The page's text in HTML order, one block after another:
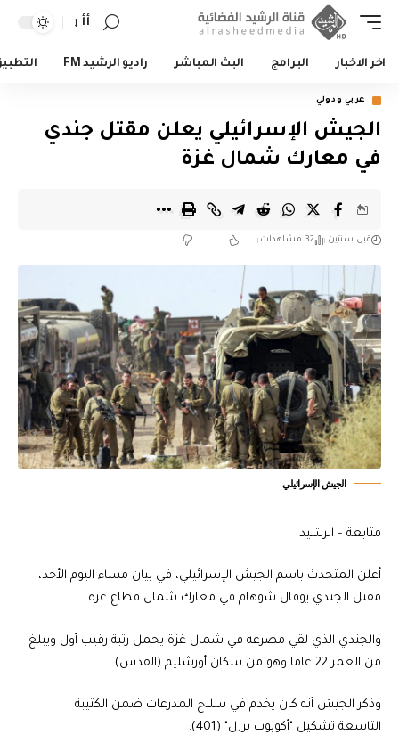
أأ
اخر الاخبار البرامج البث المباشر راديو الرشيد FM
عربي ودولي
الجيش الإسرائيلي يعلن مقتل جندي
في معارك شمال غزة
قبل سنتين 32 مشاهدات
الجيش الإسرائيلي
متابعة – الرشيد
أعلن المتحدث باسم الجيش الإسرائيلي، في بيان مساء اليوم الأحد،
مقتل الجندي يوفال شوهام في معارك شمال قطاع غزة.
والجندي الذي لقي مصرعه في شمال غزة يحمل رتبة رقيب أول ويبلغ
من العمر 22 عاما وهو من سكان أورشليم (القدس).
وذكر الجيش أنه كان يخدم في سلاح المدرعات ضمن الكتيبة
التاسعة تشكيل "أكوبوت برزل" (401).